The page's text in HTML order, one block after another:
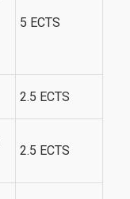
5 ECTS
2.5 ECTS
2.5 ECTS